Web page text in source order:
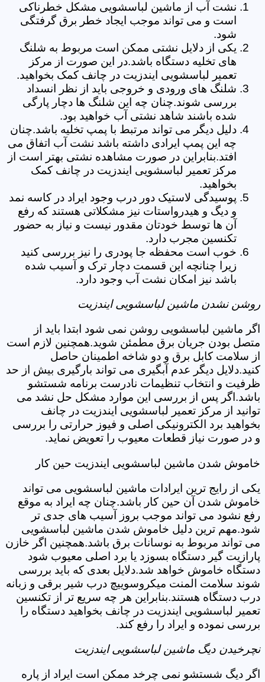
نشت آب از ماشین لباسشویی مشکل خطرناکی
است و می تواند موجب ایجاد خطر برق گرفتگی
شود.
یکی از دلایل نشتی ممکن است مربوط به شلنگ
های تخلیه دستگاه باشد.در این صورت از مرکز
تعمیر لباسشویی ایندزیت در چانف کمک بخواهید.
شلنگ های ورودی و خروجی باید از نظر انسداد
بررسی شوند.چنان چه این شلنگ ها دچار پارگی
شده باشند شاهد نشتی آب خواهید بود.
دلیل دیگر می تواند مرتبط با پمپ تخلیه باشد.چنان
چه این پمپ ایرادی داشته باشد نشت آب اتفاق می
افتد.بنابراین در صورت مشاهده نشتی بهتر است از
مرکز تعمیر لباسشویی ایندزیت در چانف کمک
بخواهید.
پوسیدگی لاستیک دور درب وجود ایراد در کاسه نمد
و دیگ و هیدرواستات نیز مشکلاتی هستند که رفع
آن ها توسط خودتان مقدور نیست و نیاز به حضور
تکنسین مجرب دارد.
خوب است محفظه جا پودری را نیز بررسی کنید
زیرا چنانچه این قسمت دچار ترک و آسیب شده
باشد نیز امکان نشت آب وجود دارد.
روشن نشدن ماشین لباسشویی ایندزیت
اگر ماشین لباسشویی روشن نمی شود ابتدا باید از
متصل بودن جریان برق مطمئن شوید.همچنین لازم است
از سلامت کابل برق و دو شاخه اطمینان حاصل
کنید.دلایل دیگر عدم آبگیری می تواند بارگیری بیش از حد
ظرفیت و انتخاب تنظیمات نادرست برنامه شستشو
باشد.اگر پس از بررسی این موارد مشکل حل نشد می
توانید از مرکز تعمیر لباسشویی ایندزیت در چانف
بخواهید برد الکترونیکی اصلی و فیوز حرارتی را بررسی
و در صورت نیاز قطعات معیوب را تعویض نماید.
خاموش شدن ماشین لباسشویی ایندزیت حین کار
یکی از رایج ترین ایرادات ماشین لباسشویی می تواند
خاموش شدن آن حین کار باشد.چنان چه ایراد به موقع
رفع نشود می تواند موجب بروز آسیب های جدی تر
شود.مهم ترین دلیل خاموش شدن ماشین لباسشویی
می تواند مربوط به نوسانات برق باشد.همچنین اگر خازن
پارازیت گیر دستگاه بسوزد یا برد اصلی معیوب شود
دستگاه خاموش خواهد شد.دلایل بعدی که باید بررسی
شوند سلامت المنت میکروسوییچ درب شیر برقی و زبانه
درب دستگاه هستند.بنابراین هر چه سریع تر از تکنسین
تعمیر لباسشویی ایندزیت در چانف بخواهید دستگاه را
بررسی نموده و ایراد را رفع کند.
نچرخیدن دیگ ماشین لباسشویی ایندزیت
اگر دیگ شستشو نمی چرخد ممکن است ایراد از پاره